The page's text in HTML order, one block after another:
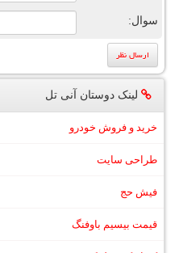
سوال:
لینک دوستان آنی تل
خرید و فروش خودرو
طراحی سایت
فیش حج
قیمت بیسیم باوفنگ